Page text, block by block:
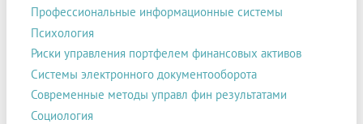
Профессиональные информационные системы
Психология
Риски управления портфелем финансовых активов
Системы электронного документооборота
Современные методы управл фин результатами
Социология